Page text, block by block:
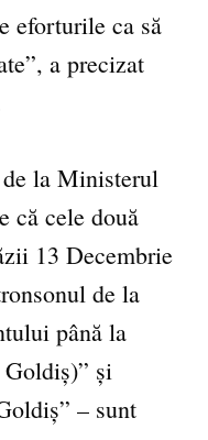
eforturile ca să
a precizat
la Ministerul
că cele două
13 Decembrie
de la
până la
și
– sunt